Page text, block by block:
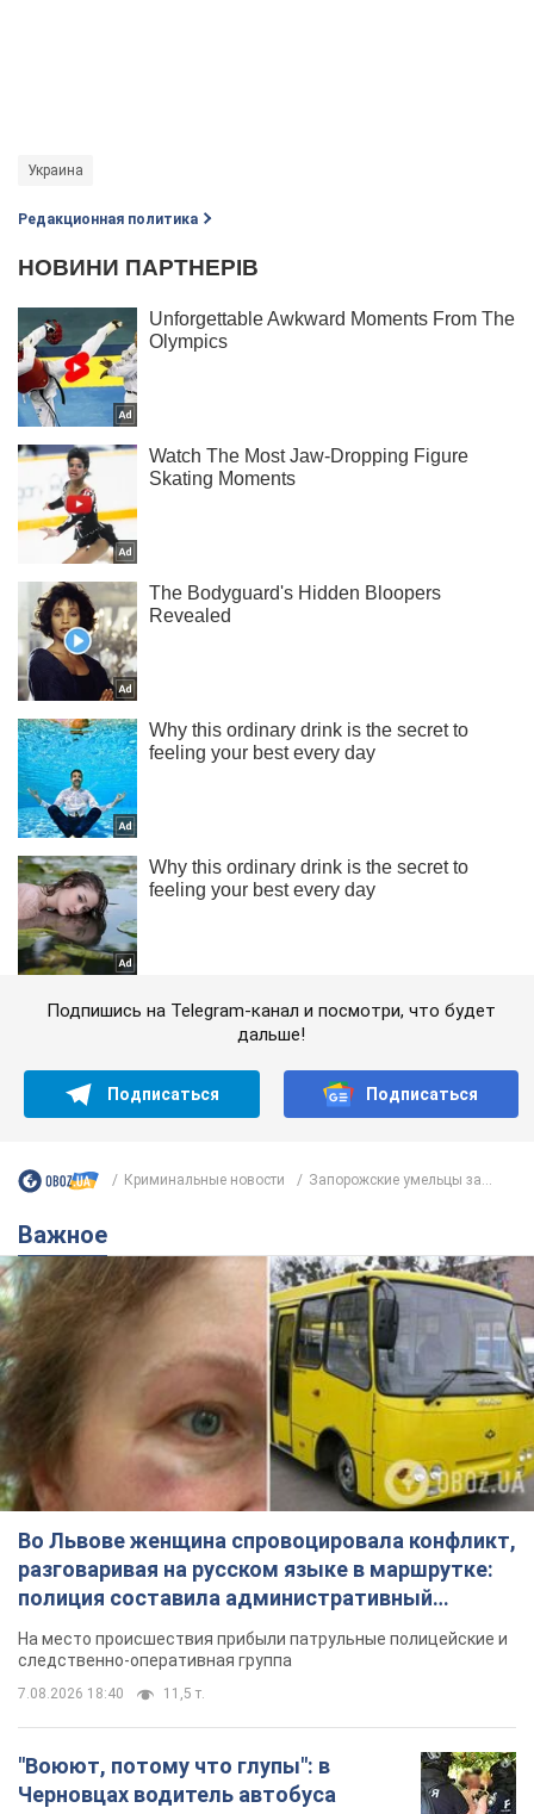
Украина
Редакционная политика
Подпишись на Telegram-канал и посмотри, что будет
дальше!
Подписаться Подписаться
Криминальные новости Запорожские умельцы за...
Важное
Во Львове женщина спровоцировала конфликт,
разговаривая на русском языке в маршрутке:
полиция составила административный
протокол. Видео
На место происшествия прибыли патрульные полицейские и
следственно-оперативная группа
7.08.2026 18:40 11,5 т.
"Воюют, потому что глупы": в
Черновцах водитель автобуса